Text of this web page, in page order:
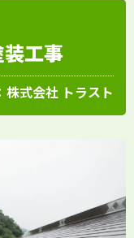
工事
株式会社 トラスト